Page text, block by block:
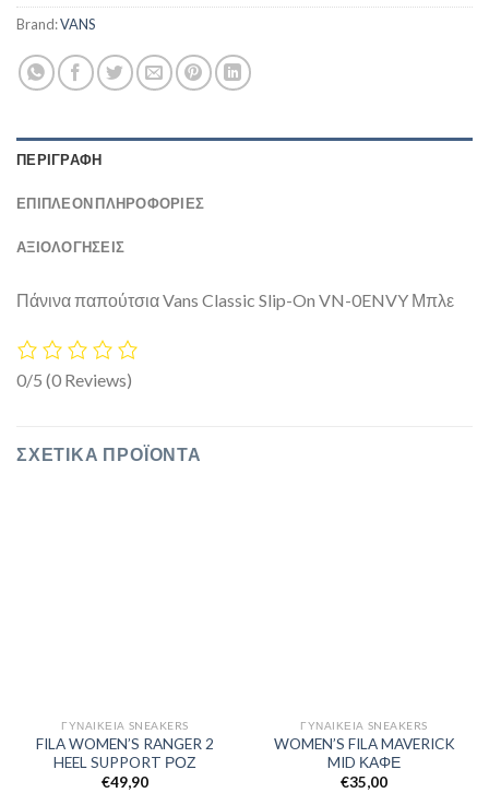
Brand:VANS
ΠΕΡΙΓΡΑΦΉ
ΕΠΙΠΛΈΟΝ ΠΛΗΡΟΦΟΡΊΕΣ
ΑΞΙΟΛΟΓΗΣΕΙΣ
Πάνινα παπούτσια Vans Classic Slip-On VN-0ENVY Μπλε
0/5 (0 Reviews)
ΣΧΕΤΙΚΆ ΠΡΟΪΌΝΤΑ
ΓΥΝΑΙΚΕΊΑ SNEAKERS
FILA WOMEN’S RANGER 2
HEEL SUPPORT ΡΟΖ
€49,90
ΓΥΝΑΙΚΕΊΑ SNEAKERS
WOMEN’S FILA MAVERICK
MID ΚΑΦΕ
€35,00